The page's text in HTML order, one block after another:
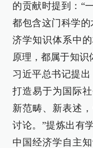
的贡献时提到：“
都包含这门科学
济学知识体系中
原理，都属于知识
习近平总书记提出
打造易于为国际
新范畴、新表述
讨论。”提炼出有
中国经济学自主